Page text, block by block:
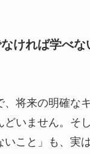
なければ学べ
、将来の明確な
どいません。そ
いこと」も、実